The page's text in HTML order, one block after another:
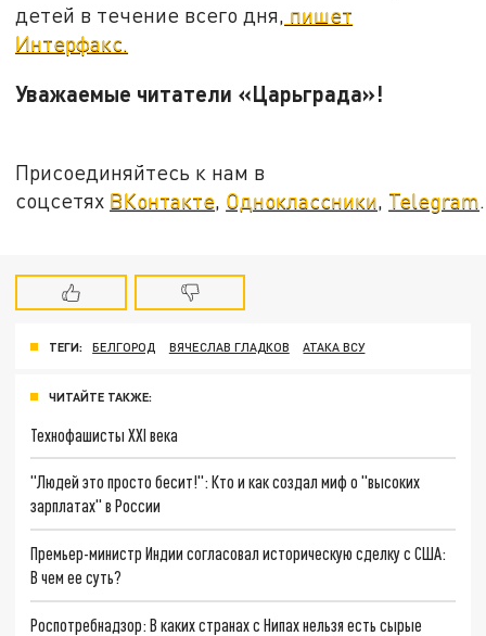
детей в течение всего дня, пишет
Интерфакс.
Уважаемые читатели «Царьграда»!
Присоединяйтесь к нам в
соцсетях ВКонтакте, Одноклассники, Telegram.
ТЕГИ: БЕЛГОРОД ВЯЧЕСЛАВ ГЛАДКОВ АТАКА ВСУ
ЧИТАЙТЕ ТАКЖЕ:
Технофашисты XXI века
"Людей это просто бесит!": Кто и как создал миф о "высоких
зарплатах" в России
Премьер-министр Индии согласовал историческую сделку с США:
В чем ее суть?
Роспотребнадзор: В каких странах с Нипах нельзя есть сырые